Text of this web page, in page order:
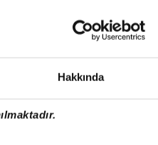
Hakkında